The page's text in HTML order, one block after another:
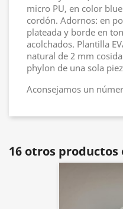
micro PU, en color
cordón. Adornos: en
plateada y borde en
acolchados. Plantilla
natural de 2 mm
phylon de una sola
Aconsejamos un
16 otros